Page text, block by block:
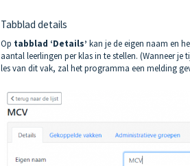
Tabblad details
Op tabblad ‘Details’ kan je de eigen naam en
aantal leerlingen per klas in te stellen. (Wanneer
les van dit vak, zal het programma een melding